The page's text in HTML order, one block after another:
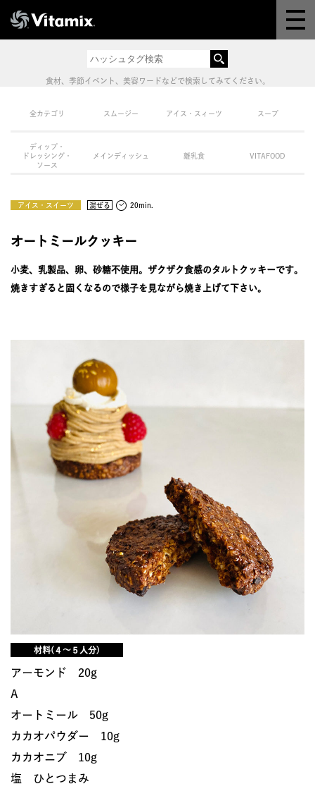
体験＆講座
8つの機能
オンラインストア
よくある質問
食材、季節イベント、美容ワードなどで検索してみてください。
全カテゴリ スムージー アイス・スィーツ スープ
ディップ・
ドレッシング・
ソース
メインディッシュ 離乳食 VITAFOOD
アイス・スイーツ 混ぜる 20min.
オートミールクッキー
小麦、乳製品、卵、砂糖不使用。ザクザク食感のタルトクッキーです。
焼きすぎると固くなるので様子を見ながら焼き上げて下さい。
材料(４～５人分)
アーモンド 20g
A
オートミール 50g
カカオパウダー 10g
カカオニブ 10g
塩 ひとつまみ